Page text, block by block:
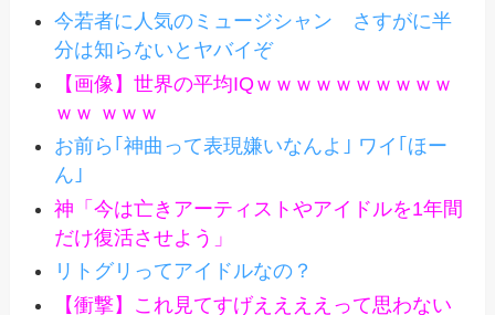
今若者に人気のミュージシャン さすがに半
分は知らないとヤバイぞ
【画像】世界の平均IQｗｗｗｗｗｗｗｗｗｗ
ｗｗ ｗｗｗ
お前ら｢神曲って表現嫌いなんよ｣ ワイ｢ほー
ん｣
神「今は亡きアーティストやアイドルを1年間
だけ復活させよう」
リトグリってアイドルなの？
【衝撃】これ見てすげええええって思わない